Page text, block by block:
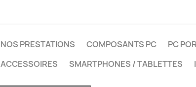
NOS PRESTATIONS COMPOSANTS PC PC
ACCESSOIRES
SMARTPHONES / TABLETTES